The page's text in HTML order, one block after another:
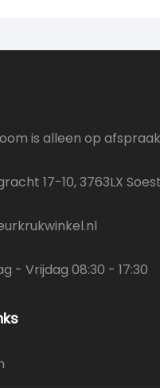
is alleen op
17-10, 3763LX Soest
- Vrijdag 08:30 - 17:30